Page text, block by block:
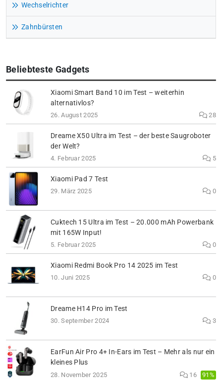
Wechselrichter
Zahnbürsten
Beliebteste Gadgets
Xiaomi Smart Band 10 im Test – weiterhin
alternativlos?
26. August 2025 28
Dreame X50 Ultra im Test – der beste Saugroboter
der Welt?
4. Februar 2025 5
Xiaomi Pad 7 Test
29. März 2025 0
Cuktech 15 Ultra im Test – 20.000 mAh Powerbank
mit 165W Input!
5. Februar 2025 0
Xiaomi Redmi Book Pro 14 2025 im Test
10. Juni 2025 0
Dreame H14 Pro im Test
30. September 2024 3
EarFun Air Pro 4+ In-Ears im Test – Mehr als nur ein
kleines Plus
28. November 2025 16 91%